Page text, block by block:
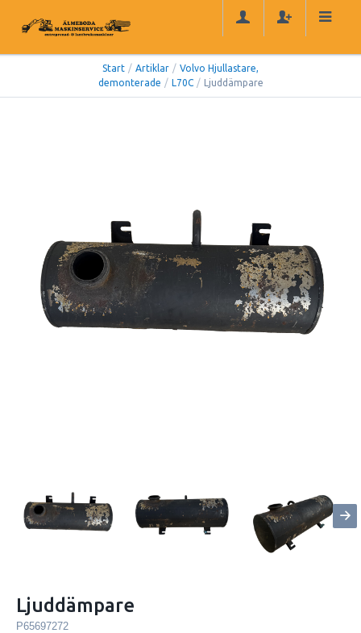
Start / Artiklar / Volvo Hjullastare,
demonterade / L70C / Ljuddämpare
Ljuddämpare
P65697272